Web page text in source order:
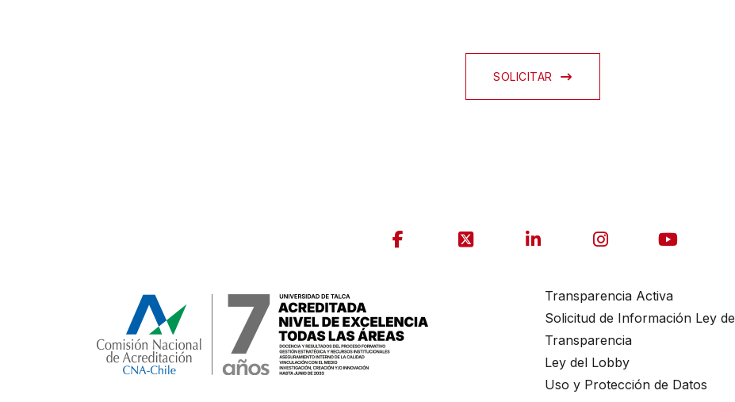
SOLICITAR
Transparencia Activa
Solicitud de Información Ley de
Transparencia
Ley del Lobby
Uso y Protección de Datos